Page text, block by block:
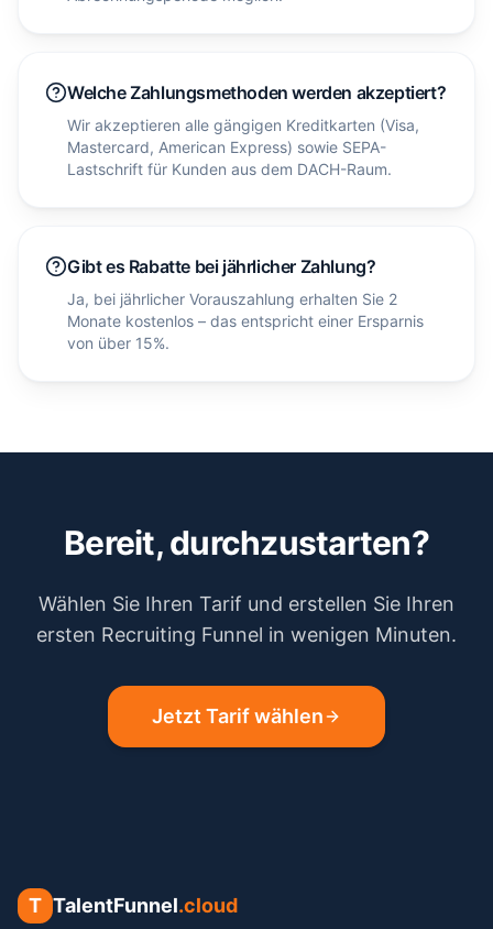
Welche Zahlungsmethoden werden akzeptiert?
Wir akzeptieren alle gängigen Kreditkarten (Visa,
Mastercard, American Express) sowie SEPA-
Lastschrift für Kunden aus dem DACH-Raum.
Gibt es Rabatte bei jährlicher Zahlung?
Ja, bei jährlicher Vorauszahlung erhalten Sie 2
Monate kostenlos – das entspricht einer Ersparnis
von über 15%.
Bereit, durchzustarten?
Wählen Sie Ihren Tarif und erstellen Sie Ihren
ersten Recruiting Funnel in wenigen Minuten.
Jetzt Tarif wählen
T TalentFunnel.cloud